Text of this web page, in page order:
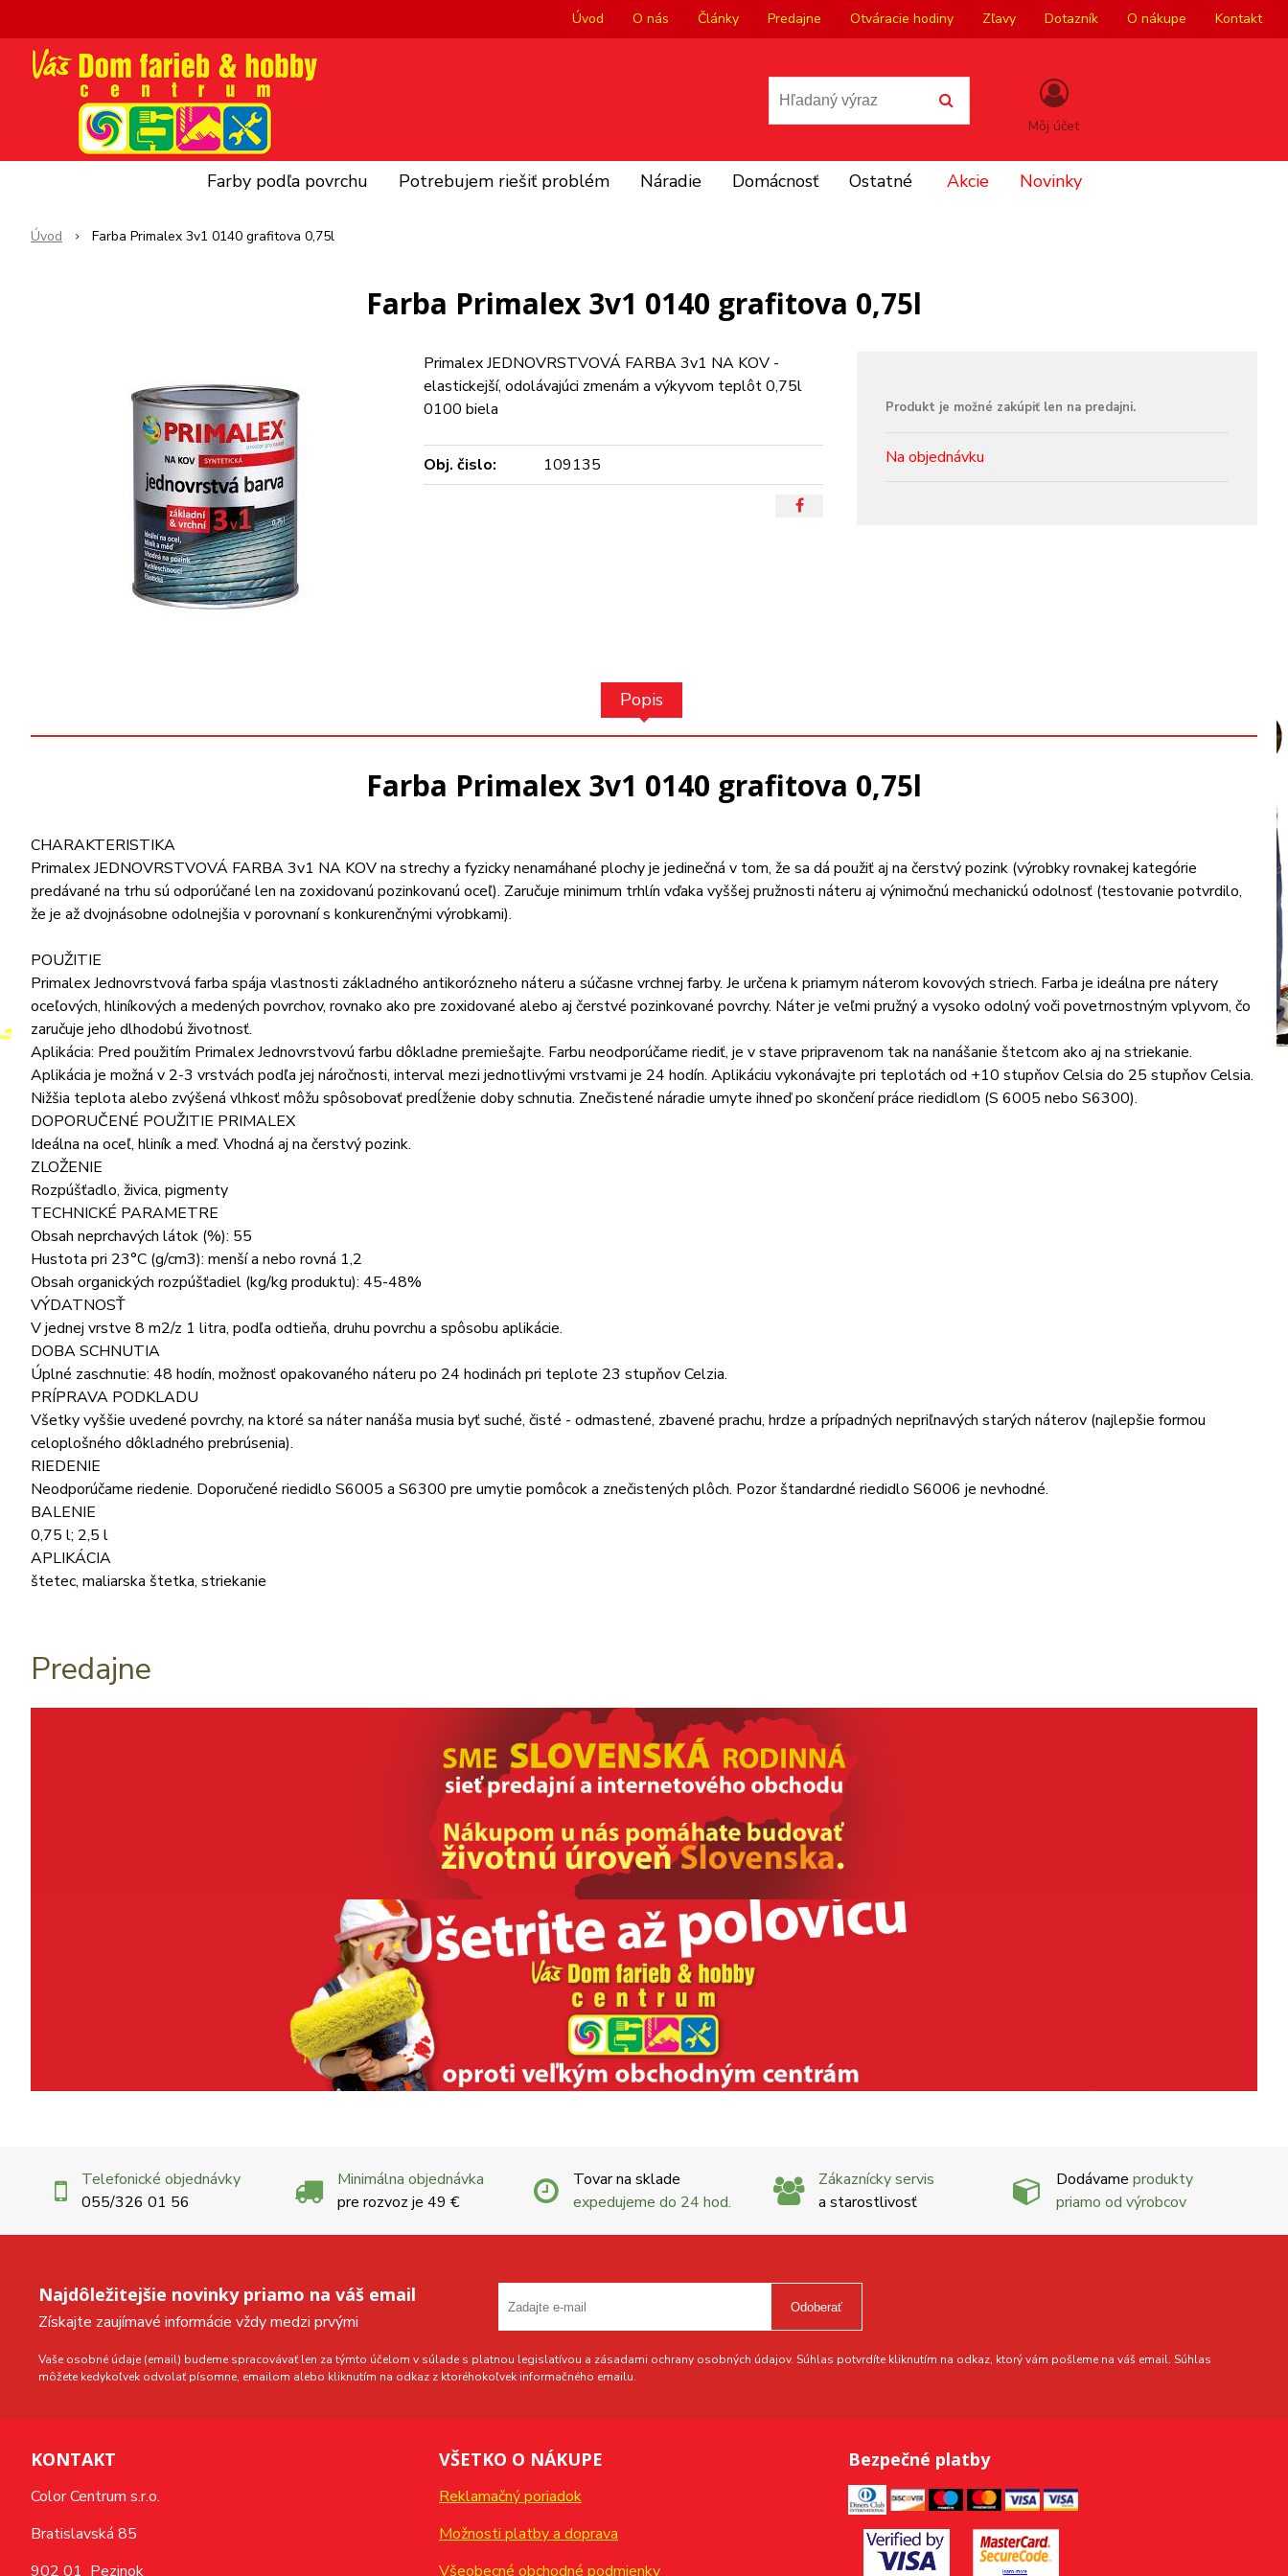
Úvod O nás Články Predajne Otváracie hodiny Zľavy Dotazník O nákupe Kontakt
Môj účet
Farby podľa povrchu Potrebujem riešiť problém Náradie Domácnosť Ostatné Akcie Novinky
Úvod Farba Primalex 3v1 0140 grafitova 0,75l
Farba Primalex 3v1 0140 grafitova 0,75l
Na objednávku
Primalex JEDNOVRSTVOVÁ FARBA 3v1 NA KOV -
elastickejší, odolávajúci zmenám a výkyvom teplôt 0,75l
0100 biela
Obj. čislo: 109135
Popis
Farba Primalex 3v1 0140 grafitova 0,75l
CHARAKTERISTIKA
Primalex JEDNOVRSTVOVÁ FARBA 3v1 NA KOV na strechy a fyzicky nenamáhané plochy je jedinečná v tom, že sa dá použiť aj na čerstvý pozink (výrobky rovnakej kategórie
predávané na trhu sú odporúčané len na zoxidovanú pozinkovanú oceľ). Zaručuje minimum trhlín vďaka vyššej pružnosti náteru aj výnimočnú mechanickú odolnosť (testovanie potvrdilo,
že je až dvojnásobne odolnejšia v porovnaní s konkurenčnými výrobkami).
POUŽITIE
Primalex Jednovrstvová farba spája vlastnosti základného antikorózneho náteru a súčasne vrchnej farby. Je určena k priamym náterom kovových striech. Farba je ideálna pre nátery
oceľových, hliníkových a medených povrchov, rovnako ako pre zoxidované alebo aj čerstvé pozinkované povrchy. Náter je veľmi pružný a vysoko odolný voči povetrnostným vplyvom, čo
zaručuje jeho dlhodobú životnosť.
Aplikácia: Pred použitím Primalex Jednovrstvovú farbu dôkladne premiešajte. Farbu neodporúčame riediť, je v stave pripravenom tak na nanášanie štetcom ako aj na striekanie.
Aplikácia je možná v 2-3 vrstvách podľa jej náročnosti, interval mezi jednotlivými vrstvami je 24 hodín. Aplikáciu vykonávajte pri teplotách od +10 stupňov Celsia do 25 stupňov Celsia.
Nižšia teplota alebo zvýšená vlhkosť môžu spôsobovať predĺženie doby schnutia. Znečistené náradie umyte ihneď po skončení práce riedidlom (S 6005 nebo S6300).
DOPORUČENÉ POUŽITIE PRIMALEX
Ideálna na oceľ, hliník a meď. Vhodná aj na čerstvý pozink.
ZLOŽENIE
Rozpúšťadlo, živica, pigmenty
TECHNICKÉ PARAMETRE
Obsah neprchavých látok (%): 55
Hustota pri 23°C (g/cm3): menší a nebo rovná 1,2
Obsah organických rozpúšťadiel (kg/kg produktu): 45-48%
VÝDATNOSŤ
V jednej vrstve 8 m2/z 1 litra, podľa odtieňa, druhu povrchu a spôsobu aplikácie.
DOBA SCHNUTIA
Úplné zaschnutie: 48 hodín, možnosť opakovaného náteru po 24 hodinách pri teplote 23 stupňov Celzia.
PRÍPRAVA PODKLADU
Všetky vyššie uvedené povrchy, na ktoré sa náter nanáša musia byť suché, čisté - odmastené, zbavené prachu, hrdze a prípadných nepriľnavých starých náterov (najlepšie formou
celoplošného dôkladného prebrúsenia).
RIEDENIE
Neodporúčame riedenie. Doporučené riedidlo S6005 a S6300 pre umytie pomôcok a znečistených plôch. Pozor štandardné riedidlo S6006 je nevhodné.
BALENIE
0,75 l; 2,5 l
APLIKÁCIA
štetec, maliarska štetka, striekanie
Predajne
Telefonické objednávky
055/326 01 56
Minimálna objednávka
pre rozvoz je 49 €
Tovar na sklade
expedujeme do 24 hod.
Zákaznícky servis
a starostlivosť
Dodávame produkty
priamo od výrobcov
Najdôležitejšie novinky priamo na váš email
Získajte zaujímavé informácie vždy medzi prvými
Odoberať
Vaše osobné údaje (email) budeme spracovávať len za týmto účelom v súlade s platnou legislatívou a zásadami ochrany osobných údajov. Súhlas potvrdíte kliknutím na odkaz, ktorý vám pošleme na váš email. Súhlas
môžete kedykoľvek odvolať písomne, emailom alebo kliknutím na odkaz z ktoréhokoľvek informačného emailu.
KONTAKT
Color Centrum s.r.o.
Bratislavská 85
902 01 Pezinok
VŠETKO O NÁKUPE
Reklamačný poriadok
Možnosti platby a doprava
Všeobecné obchodné podmienky
Bezpečné platby